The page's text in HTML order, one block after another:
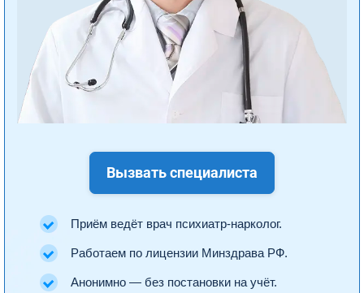
Вызвать специалиста
Приём ведёт врач психиатр-нарколог.
Работаем по лицензии Минздрава РФ.
Анонимно — без постановки на учёт.